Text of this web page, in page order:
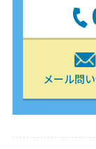
メール問